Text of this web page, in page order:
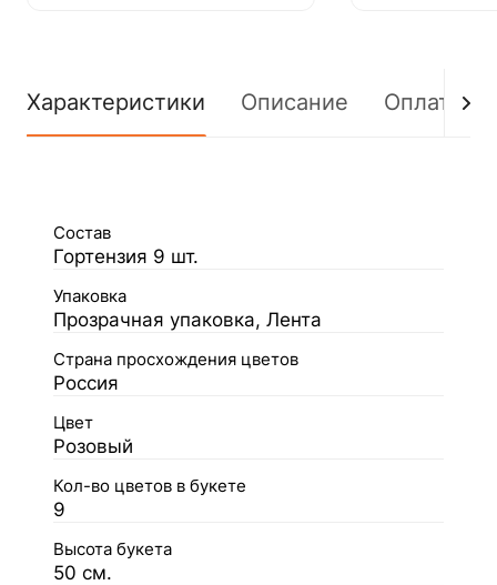
Характеристики Описание Оплата
Состав
Гортензия 9 шт.
Упаковка
Прозрачная упаковка, Лента
Страна просхождения цветов
Россия
Цвет
Розовый
Кол-во цветов в букете
9
Высота букета
50 см.